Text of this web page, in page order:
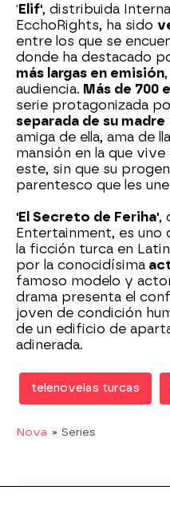
'Elif', distribuida
EcchoRights, ha sido
entre los que se
donde ha destacado
más largas en emisión
audiencia. Más de 700
serie protagonizada
separada de su madre
amiga de ella, ama de
mansión en la que
este, sin que su
parentesco que les
'El Secreto de Feriha',
Entertainment, es uno
la ficción turca en
por la conocidísima
famoso modelo y
drama presenta el
joven de condición
de un edificio de
adinerada.
telenovelas turcas
Nova » Series